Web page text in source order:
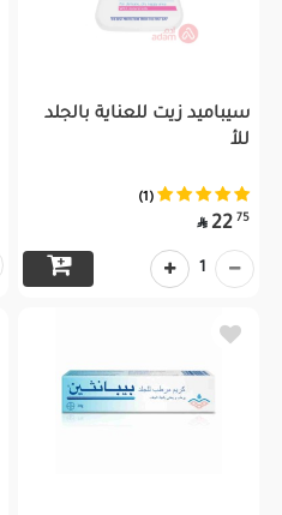
سيباميد زيت للعناية بالجلد
للأ
(1)
75
22

1